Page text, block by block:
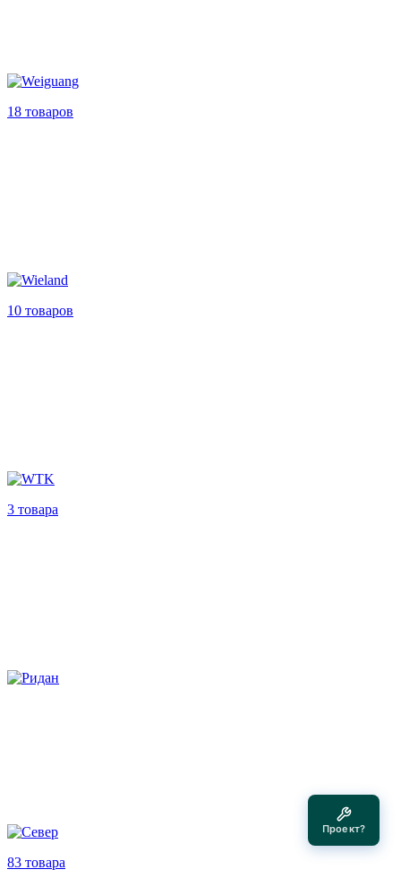
18 товаров
10 товаров
3 товара
83 товара
Проект?